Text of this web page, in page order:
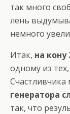
так много
лень
немного
Итак, на кону
одному из
генератора
так, что